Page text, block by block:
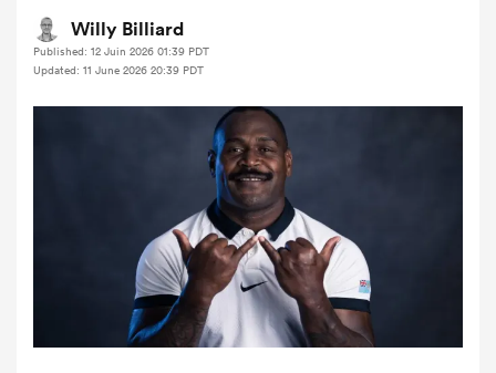
Willy Billiard
Published: 12 Juin 2026 01:39 PDT
Updated: 11 June 2026 20:39 PDT